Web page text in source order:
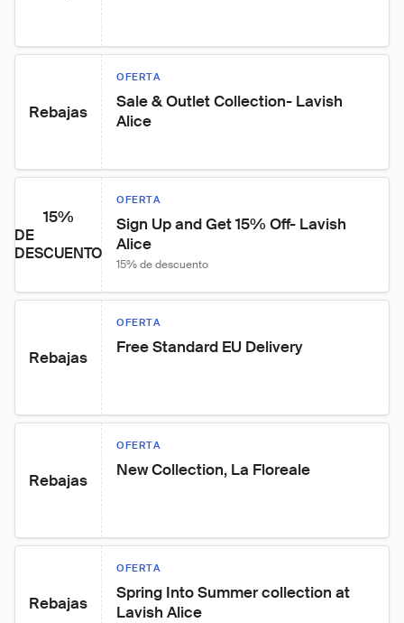
Rebajas
OFERTA
Sale & Outlet Collection- Lavish
Alice
15%
DE
DESCUENTO
OFERTA
Sign Up and Get 15% Off- Lavish
Alice
15% de descuento
Rebajas
OFERTA
Free Standard EU Delivery
Rebajas
OFERTA
New Collection, La Floreale
Rebajas
OFERTA
Spring Into Summer collection at
Lavish Alice